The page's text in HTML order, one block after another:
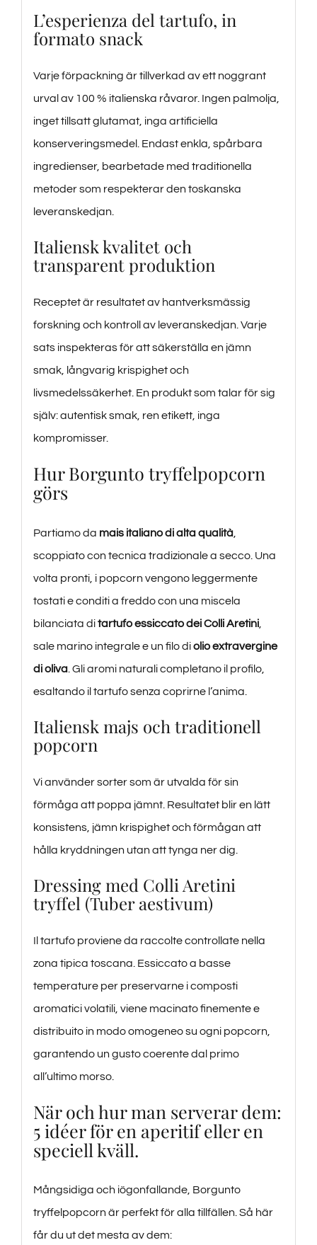
L’esperienza del tartufo, in
formato snack
Varje förpackning är tillverkad av ett noggrant
urval av 100 % italienska råvaror. Ingen palmolja,
inget tillsatt glutamat, inga artificiella
konserveringsmedel. Endast enkla, spårbara
ingredienser, bearbetade med traditionella
metoder som respekterar den toskanska
leveranskedjan.
Italiensk kvalitet och
transparent produktion
Receptet är resultatet av hantverksmässig
forskning och kontroll av leveranskedjan. Varje
sats inspekteras för att säkerställa en jämn
smak, långvarig krispighet och
livsmedelssäkerhet. En produkt som talar för sig
själv: autentisk smak, ren etikett, inga
kompromisser.
Hur Borgunto tryffelpopcorn
görs
Partiamo da mais italiano di alta qualità,
scoppiato con tecnica tradizionale a secco. Una
volta pronti, i popcorn vengono leggermente
tostati e conditi a freddo con una miscela
bilanciata ditartufo essiccato dei Colli Aretini,
sale marino integrale e un filo diolio extravergine
di oliva. Gli aromi naturali completano il profilo,
esaltando il tartufo senza coprirne l’anima.
Italiensk majs och traditionell
popcorn
Vi använder sorter som är utvalda för sin
förmåga att poppa jämnt. Resultatet blir en lätt
konsistens, jämn krispighet och förmågan att
hålla kryddningen utan att tynga ner dig.
Dressing med Colli Aretini
tryffel (Tuber aestivum)
Il tartufo proviene da raccolte controllate nella
zona tipica toscana. Essiccato a basse
temperature per preservarne i composti
aromatici volatili, viene macinato finemente e
distribuito in modo omogeneo su ogni popcorn,
garantendo un gusto coerente dal primo
all’ultimo morso.
När och hur man serverar dem:
5 idéer för en aperitif eller en
speciell kväll.
Mångsidiga och iögonfallande, Borgunto
tryffelpopcorn är perfekt för alla tillfällen. Så här
får du ut det mesta av dem: